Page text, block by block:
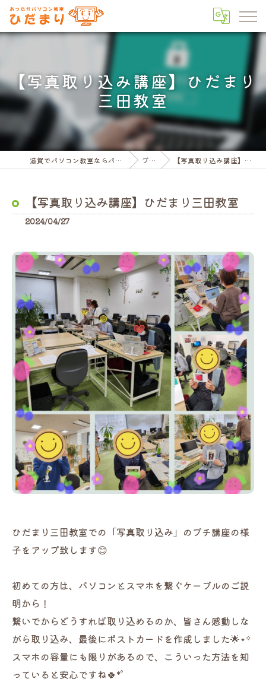
【写真取り込み講座】ひだまり
三田教室
滋賀でパソコン教室ならパソコン教室ひだまり ブログ 【写真取り込み講座】ひだまり三田教室
【写真取り込み講座】ひだまり三田教室
2024/04/27
ひだまり三田教室での「写真取り込み」のプチ講座の様
子をアップ致します😊
初めての方は、パソコンとスマホを繋ぐケーブルのご説
明から！
繋いでからどうすれば取り込めるのか、皆さん感動しな
がら取り込み、最後にポストカードを作成しました🌟⋆꙳
スマホの容量にも限りがあるので、こういった方法を知
っていると安心ですね🍀*゜